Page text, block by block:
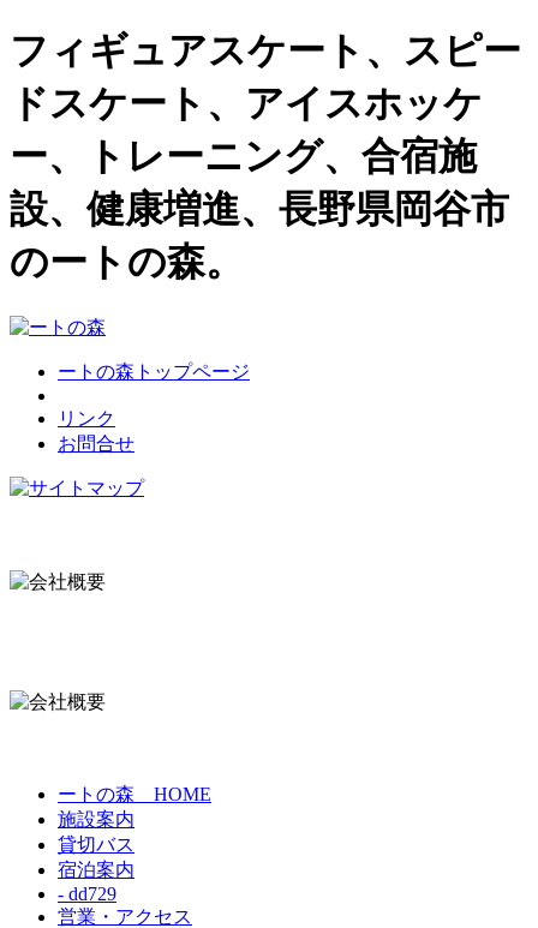
フィギュアスケート、スピー
ドスケート、アイスホッケ
ー、トレーニング、合宿施
設、健康増進、長野県岡谷市
のートの森。
ートの森トップページ
リンク
お問合せ
ートの森 HOME
施設案内
貸切バス
宿泊案内
- dd729
営業・アクセス